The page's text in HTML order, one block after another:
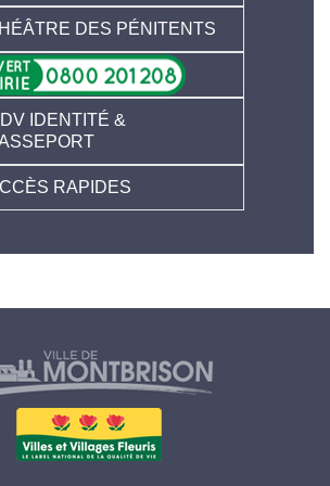
DES PÉNITENTS
IDENTITÉ &
RAPIDES